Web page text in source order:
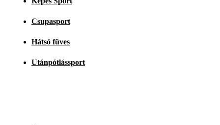
Csupasport
Hátsó füves
Utánpótlássport